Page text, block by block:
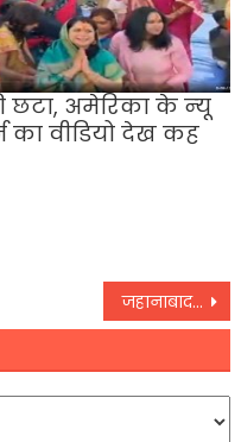
अमेरिका के न्‍यू
का वीडियो देख कह
जहानाबाद: लॉकडाउन का दिख रहा फ़ायदा, जिले में तेजी से घट रहा संक्रमण